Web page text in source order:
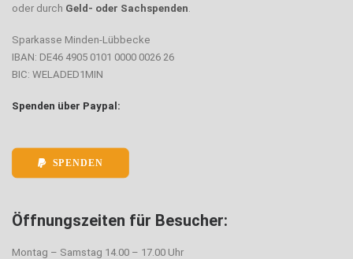
oder durch Geld- oder Sachspenden.
Sparkasse Minden-Lübbecke
IBAN: DE46 4905 0101 0000 0026 26
BIC: WELADED1MIN
Spenden über Paypal:
SPENDEN
Öffnungszeiten für Besucher:
Montag – Samstag 14.00 – 17.00 Uhr